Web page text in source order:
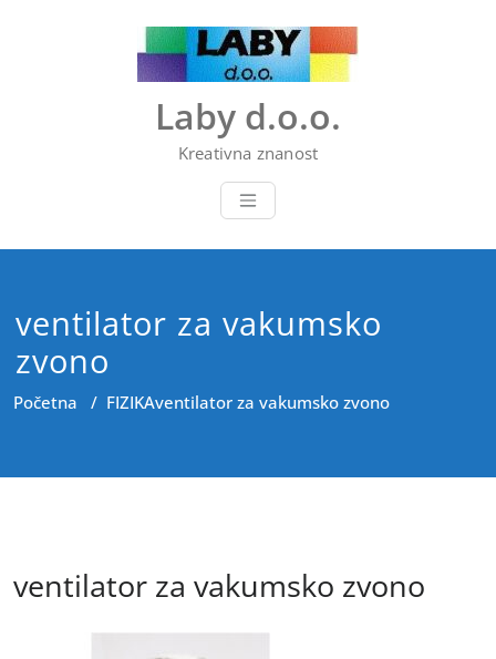
Laby d.o.o.
Kreativna znanost
ventilator za vakumsko
zvono
Početna / FIZIKAventilator za vakumsko zvono
ventilator za vakumsko zvono